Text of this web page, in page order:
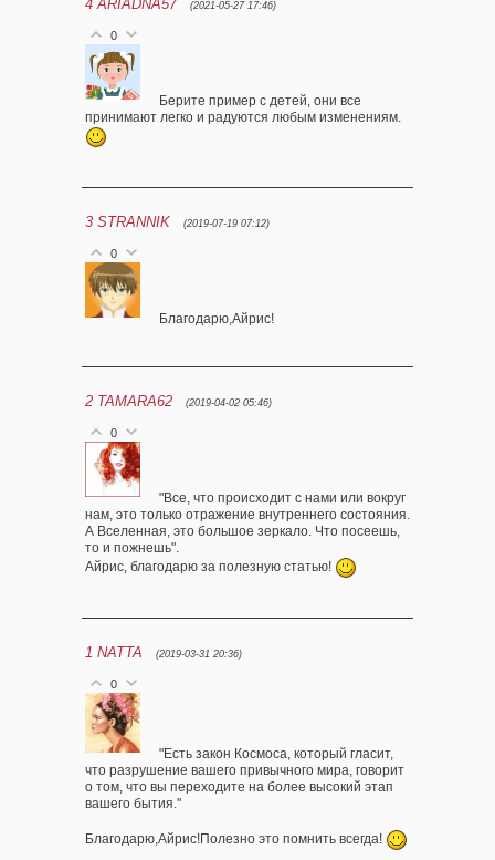
4 ARIADNA57 (2021-05-27 17:46)
0
Берите пример с детей, они все
принимают легко и радуются любым изменениям.
3 STRANNIK (2019-07-19 07:12)
0
Благодарю,Айрис!
2 TAMARA62 (2019-04-02 05:46)
0
"Все, что происходит с нами или вокруг
нам, это только отражение внутреннего состояния.
А Вселенная, это большое зеркало. Что посеешь,
то и пожнешь".
Айрис, благодарю за полезную статью!
1 NATTA (2019-03-31 20:36)
0
"Есть закон Космоса, который гласит,
что разрушение вашего привычного мира, говорит
о том, что вы переходите на более высокий этап
вашего бытия."
Благодарю,Айрис!Полезно это помнить всегда!